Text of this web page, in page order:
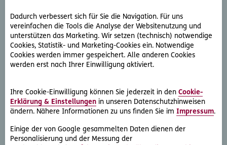
Dadurch verbessert sich für Sie die Navigation. Für uns
vereinfachen die Tools die Analyse der Websitenutzung und
unterstützen das Marketing. Wir setzen (technisch) notwendige
Cookies, Statistik- und Marketing-Cookies ein. Notwendige
Cookies werden immer gespeichert. Alle anderen Cookies
werden erst nach Ihrer Einwilligung aktiviert.
Ihre Cookie-Einwilligung können Sie jederzeit in den Cookie-
Erklärung & Einstellungen in unseren Datenschutzhinweisen
ändern. Nähere Informationen zu uns finden Sie im Impressum.
Einige der von Google gesammelten Daten dienen der
Personalisierung und der Messung der
D.A.S. Direkthilfe®
oder streben eine außergerichtliche Lösung an
Rechtsschutzfall melden